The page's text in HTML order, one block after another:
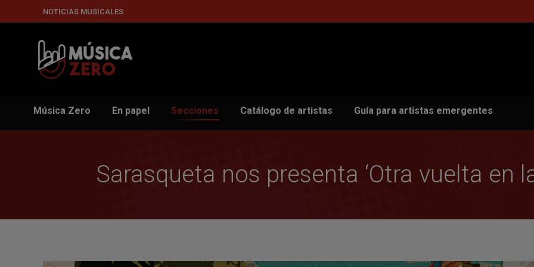
NOTICIAS MUSICALES
Música Zero En papel Secciones Catálogo de artistas Guía para artistas emergentes
Sarasqueta nos presenta ‘Otra vuelta en